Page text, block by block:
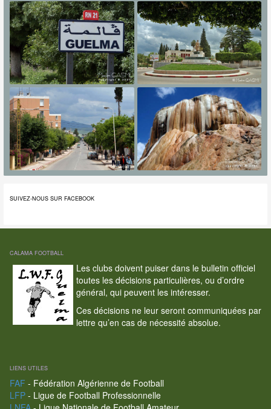
SUIVEZ-NOUS SUR FACEBOOK
CALAMA FOOTBALL
Les clubs doivent puiser dans le bulletin officiel
toutes les décisions particulières, ou d’ordre
général, qui peuvent les intéresser.
Ces décisions ne leur seront communiquées par
lettre qu’en cas de nécessité absolue.
LIENS UTILES
FAF - Fédération Algérienne de Football
LFP- Ligue de Football Professionnelle